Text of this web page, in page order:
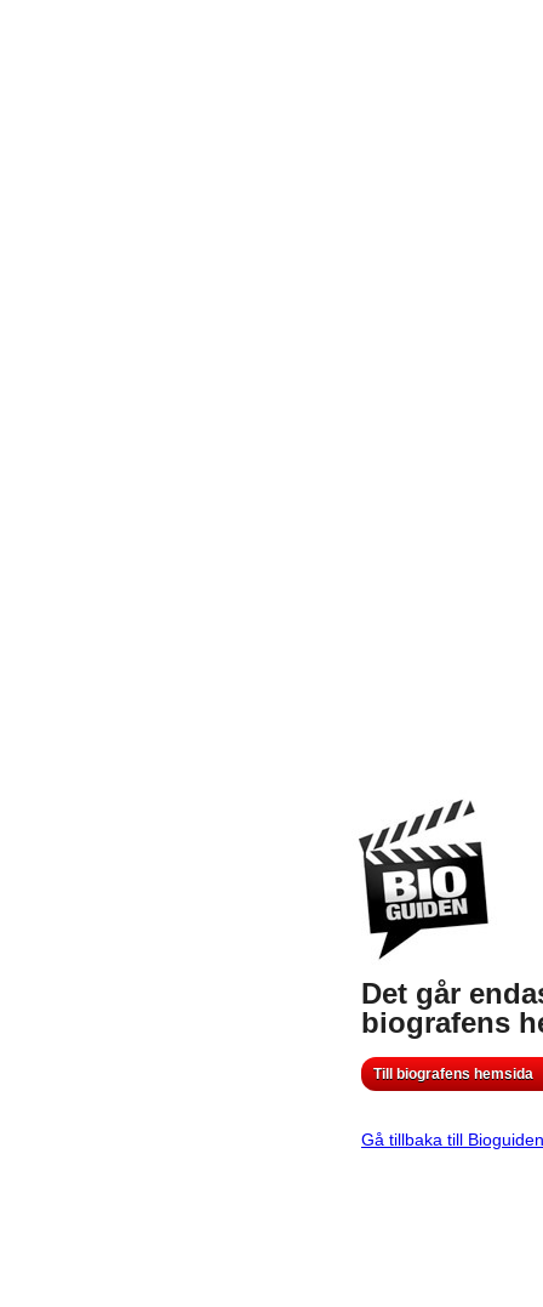
Det går
biografens
Till biografens hemsida
Gå tillbaka till Bioguiden